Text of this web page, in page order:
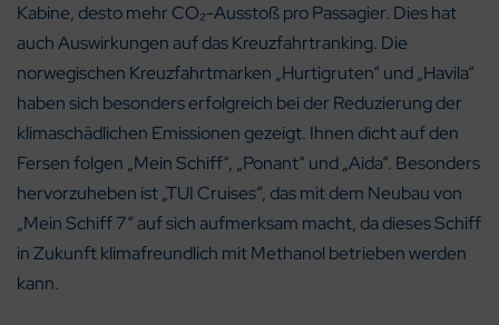
Kabine, desto mehr CO₂-Ausstoß pro Passagier. Dies hat
auch Auswirkungen auf das Kreuzfahrtranking. Die
norwegischen Kreuzfahrtmarken „Hurtigruten“ und „Havila“
haben sich besonders erfolgreich bei der Reduzierung der
klimaschädlichen Emissionen gezeigt. Ihnen dicht auf den
Fersen folgen „Mein Schiff“, „Ponant“ und „Aida“. Besonders
hervorzuheben ist „TUI Cruises“, das mit dem Neubau von
„Mein Schiff 7“ auf sich aufmerksam macht, da dieses Schiff
in Zukunft klimafreundlich mit Methanol betrieben werden
kann.